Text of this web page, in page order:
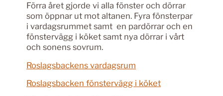
Förra året gjorde vi alla fönster och dörrar
som öppnar ut mot altanen. Fyra fönsterpar
i vardagsrummet samt en pardörrar och en
fönstervägg i köket samt nya dörrar i vårt
och sonens sovrum.
Roslagsbackens vardagsrum
Roslagsbacken fönstervägg i köket